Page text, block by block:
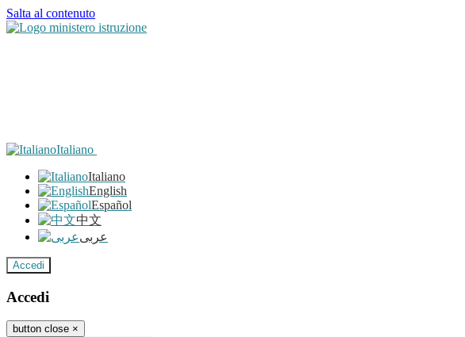
Salta al contenuto
Italiano
Italiano
English
Español
中文
عربى
Accedi
Accedi
button close ×